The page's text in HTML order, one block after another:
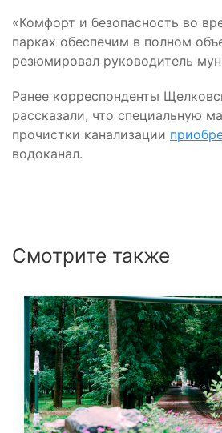
«Комфорт и безопасность во
парках обеспечим в полном
резюмировал руководитель
Ранее корреспонденты
рассказали, что специальную
прочистки канализации
водоканал.
Смотрите также